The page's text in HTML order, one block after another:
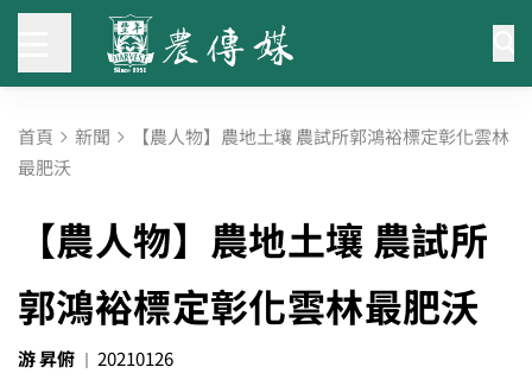
首頁 新聞 【農人物】農地土壤 農試所郭鴻裕標定彰化雲林
最肥沃
【農人物】農地土壤 農試所
郭鴻裕標定彰化雲林最肥沃
游 昇俯 20210126